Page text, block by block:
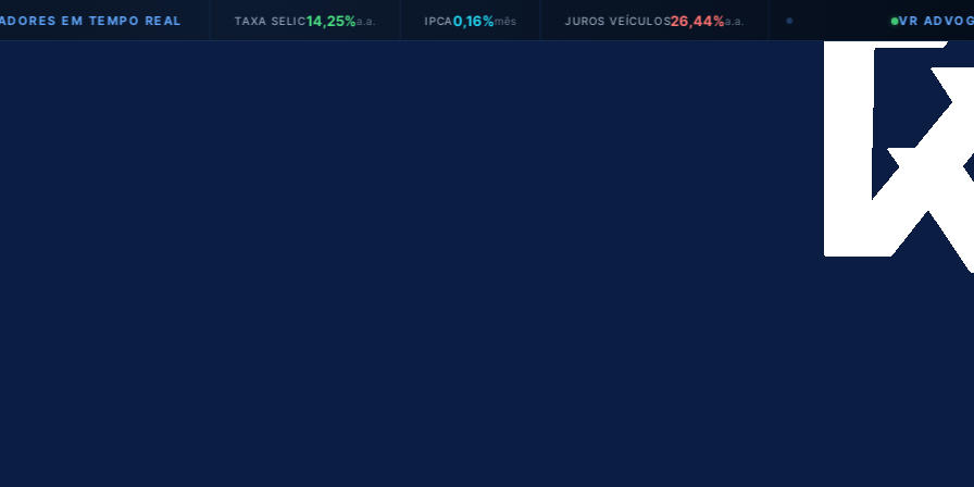
EM TEMPO REAL TAXA SELIC14,25%a.a. IPCA 0,16%mês JUROS VEÍCULOS26,44%a.a. ● VR ADVOGADOS